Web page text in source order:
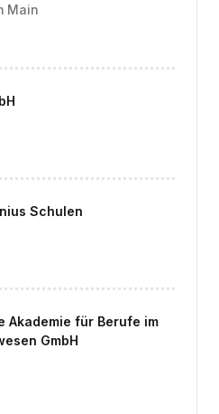
Main
Schulen
Akademie für Berufe im
GmbH